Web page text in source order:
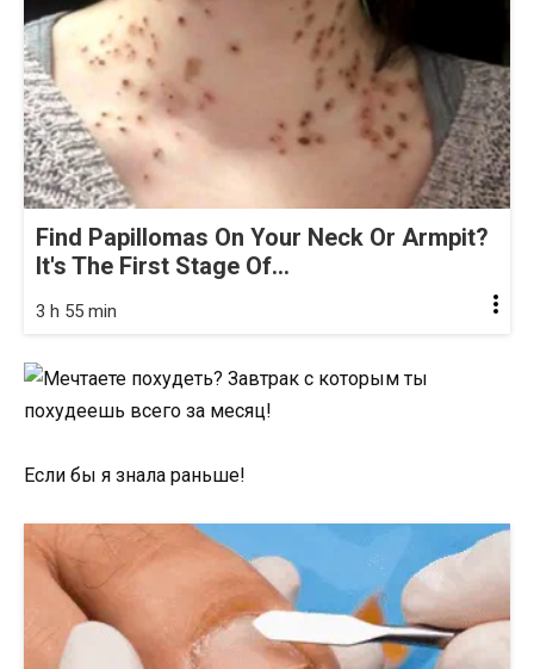
Find Papillomas On Your Neck Or Armpit?
It's The First Stage Of...
3 h 55 min
Если бы я знала раньше!